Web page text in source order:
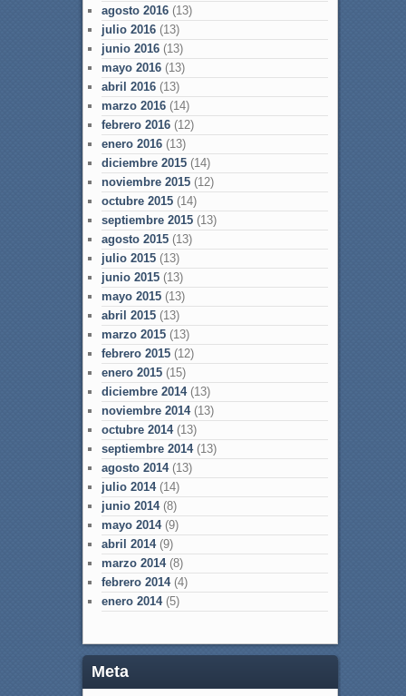
agosto 2016(13)
julio 2016(13)
junio 2016(13)
mayo 2016(13)
abril 2016(13)
marzo 2016(14)
febrero 2016(12)
enero 2016(13)
diciembre 2015(14)
noviembre 2015(12)
octubre 2015(14)
septiembre 2015(13)
agosto 2015(13)
julio 2015(13)
junio 2015(13)
mayo 2015(13)
abril 2015(13)
marzo 2015(13)
febrero 2015(12)
enero 2015(15)
diciembre 2014(13)
noviembre 2014(13)
octubre 2014(13)
septiembre 2014(13)
agosto 2014(13)
julio 2014(14)
junio 2014(8)
mayo 2014(9)
abril 2014(9)
marzo 2014(8)
febrero 2014(4)
enero 2014(5)
Meta